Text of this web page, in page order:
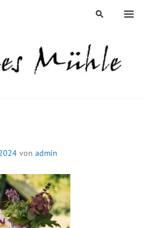
MENÜ
SUCHEN
von admin